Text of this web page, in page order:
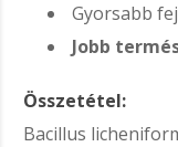
Gyorsabb
Jobb
Összetétel:
Bacillus